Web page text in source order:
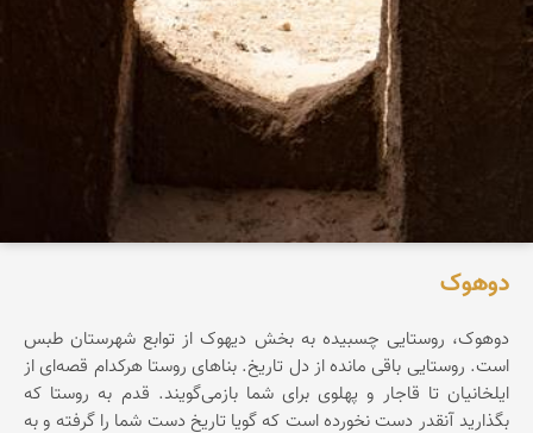
دوهوک
دوهوک، روستایی چسبیده به بخش دیهوک از توابع شهرستان طبس
است. روستایی باقی مانده از دل تاریخ. بناهای روستا هرکدام قصه‌ای از
ایلخانیان تا قاجار و پهلوی‌ برای شما بازمی‌گویند. قدم به روستا که
بگذارید آنقدر دست نخورده است که گویا تاریخ دست شما را گرفته و به